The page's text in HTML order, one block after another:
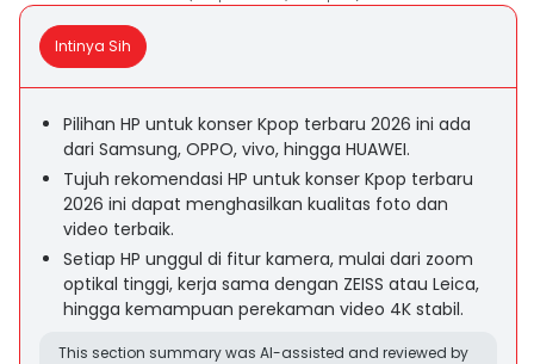
Intinya Sih
Pilihan HP untuk konser Kpop terbaru 2026 ini ada
dari Samsung, OPPO, vivo, hingga HUAWEI.
Tujuh rekomendasi HP untuk konser Kpop terbaru
2026 ini dapat menghasilkan kualitas foto dan
video terbaik.
Setiap HP unggul di fitur kamera, mulai dari zoom
optikal tinggi, kerja sama dengan ZEISS atau Leica,
hingga kemampuan perekaman video 4K stabil.
This section summary was AI-assisted and reviewed by